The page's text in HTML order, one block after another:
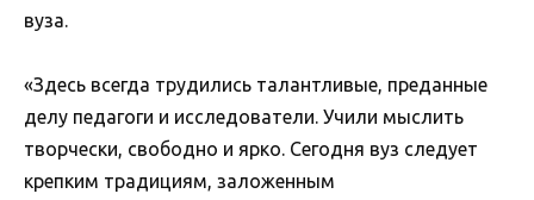
вуза.
«Здесь всегда трудились талантливые, преданные
делу педагоги и исследователи. Учили мыслить
творчески, свободно и ярко. Сегодня вуз следует
крепким традициям, заложенным